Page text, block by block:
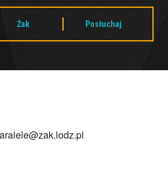
Żak Posłuchaj